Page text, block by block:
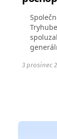
3 prosinec